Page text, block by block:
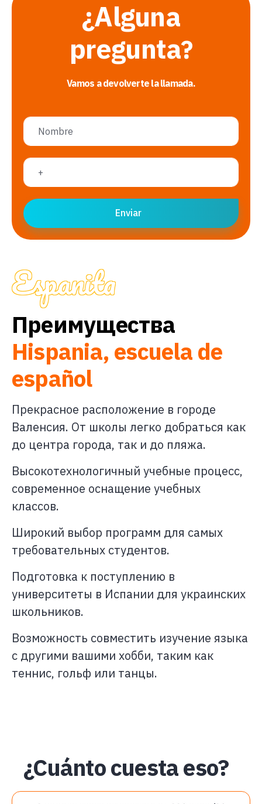
¿Alguna
pregunta?
Vamos a devolverte la llamada.
Enviar
Espanita
Преимущества
Hispania, escuela de
español
Прекрасное расположение в городе
Валенсия. От школы легко добраться как
до центра города, так и до пляжа.
Высокотехнологичный учебные процесс,
современное оснащение учебных
классов.
Широкий выбор программ для самых
требовательных студентов.
Подготовка к поступлению в
университеты в Испании для украинских
школьников.
Возможность совместить изучение языка
с другими вашими хобби, таким как
теннис, гольф или танцы.
¿Cuánto cuesta eso?